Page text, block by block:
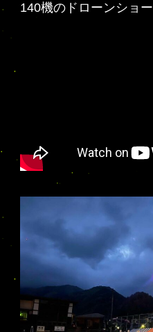
140機のドローンショー